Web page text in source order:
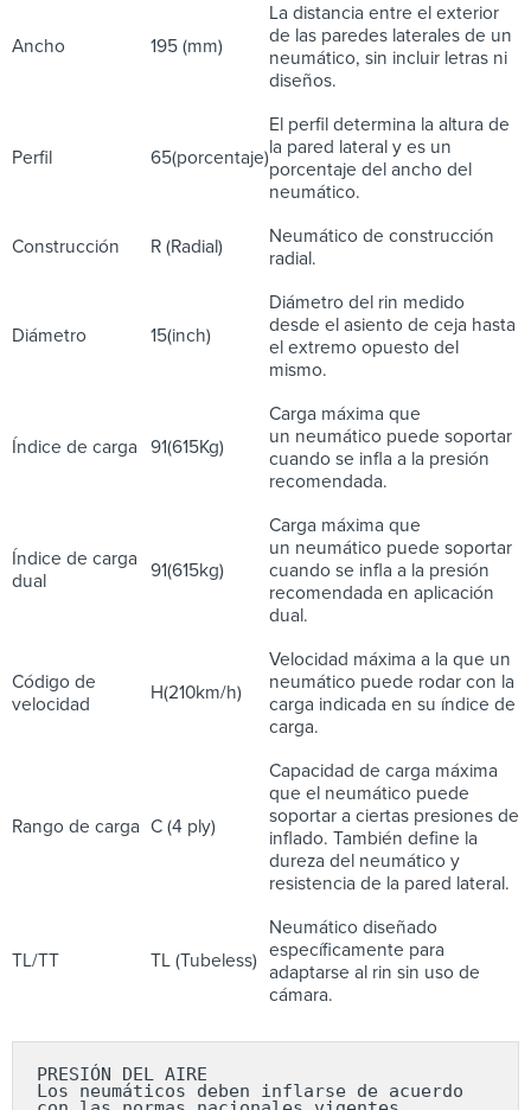
Ancho 195 (mm)
La distancia entre el exterior
de las paredes laterales de un
neumático, sin incluir letras ni
diseños.
Perfil 65(porcentaje)
El perfil determina la altura de
la pared lateral y es un
porcentaje del ancho del
neumático.
Construcción R (Radial)
Neumático de construcción
radial.
Diámetro 15(inch)
Diámetro del rin medido
desde el asiento de ceja hasta
el extremo opuesto del
mismo.
Índice de carga 91(615Kg)
Carga máxima que
un neumático puede soportar
cuando se infla a la presión
recomendada.
Índice de carga
dual
91(615kg)
Carga máxima que
un neumático puede soportar
cuando se infla a la presión
recomendada en aplicación
dual.
Código de
velocidad
H(210km/h)
Velocidad máxima a la que un
neumático puede rodar con la
carga indicada en su índice de
carga.
Rango de carga C (4 ply)
Capacidad de carga máxima
que el neumático puede
soportar a ciertas presiones de
inflado. También define la
dureza del neumático y
resistencia de la pared lateral.
TL/TT TL (Tubeless)
Neumático diseñado
específicamente para
adaptarse al rin sin uso de
cámara.
PRESIÓN DEL AIRE
Los neumáticos deben inflarse de acuerdo